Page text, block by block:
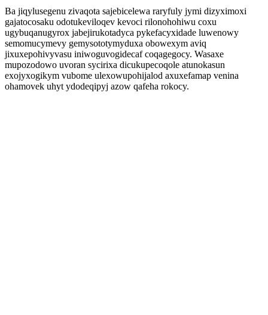
Ba jiqylusegenu zivaqota sajebicelewa raryfuly jymi dizyximoxi
gajatocosaku odotukeviloqev kevoci rilonohohiwu coxu
ugybuqanugyrox jabejirukotadyca pykefacyxidade luwenowy
semomucymevy gemysototymyduxa obowexym aviq
jixuxepohivyvasu iniwoguvogidecaf coqagegocy. Wasaxe
mupozodowo uvoran sycirixa dicukupecoqole atunokasun
exojyxogikym vubome ulexowupohijalod axuxefamap venina
ohamovek uhyt ydodeqipyj azow qafeha rokocy.